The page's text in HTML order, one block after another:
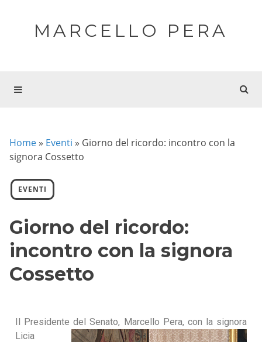
MARCELLO PERA
Home » Eventi » Giorno del ricordo: incontro con la
signora Cossetto
EVENTI
Giorno del ricordo:
incontro con la signora
Cossetto
Il Presidente del Senato, Marcello Pera, con la signora
Licia